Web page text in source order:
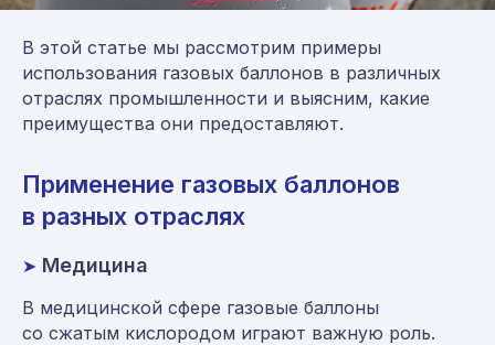
В этой статье мы рассмотрим примеры
использования газовых баллонов в различных
отраслях промышленности и выясним, какие
преимущества они предоставляют.
Применение газовых баллонов
в разных отраслях
➤ Медицина
В медицинской сфере газовые баллоны
со сжатым кислородом играют важную роль.